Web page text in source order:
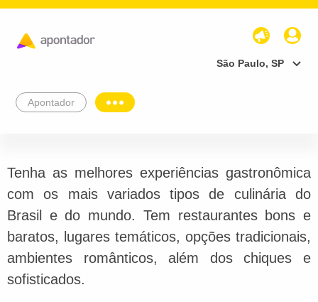
São Paulo, SP
Apontador
Tenha as melhores experiências gastronômica
com os mais variados tipos de culinária do
Brasil e do mundo. Tem restaurantes bons e
baratos, lugares temáticos, opções tradicionais,
ambientes românticos, além dos chiques e
sofisticados.